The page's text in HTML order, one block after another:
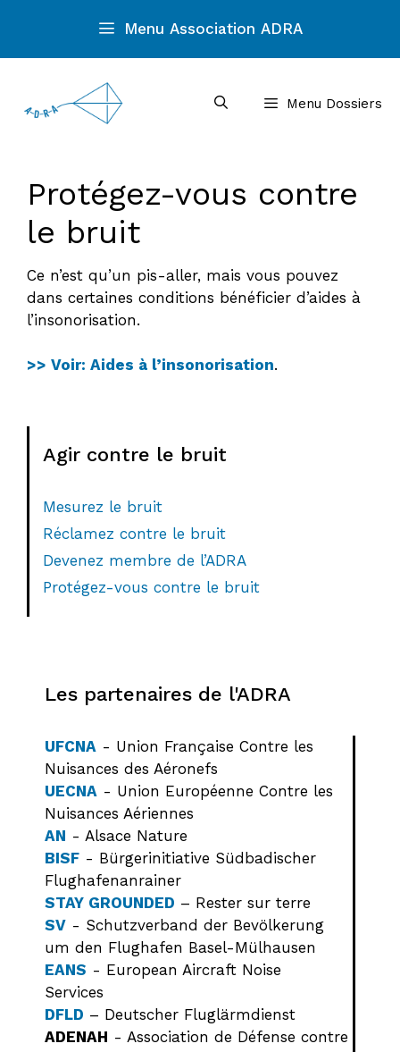
contenu
Menu Association ADRA
Menu Dossiers
Protégez-vous contre
le bruit
Ce n’est qu’un pis-aller, mais vous pouvez
dans certaines conditions bénéficier d’aides à
l’insonorisation.
>> Voir: Aides à l’insonorisation.
Agir contre le bruit
Mesurez le bruit
Réclamez contre le bruit
Devenez membre de l’ADRA
Protégez-vous contre le bruit
Les partenaires de l'ADRA
UFCNA - Union Française Contre les
Nuisances des Aéronefs
UECNA - Union Européenne Contre les
Nuisances Aériennes
AN - Alsace Nature
BISF - Bürgerinitiative Südbadischer
Flughafenanrainer
STAY GROUNDED – Rester sur terre
SV - Schutzverband der Bevölkerung
um den Flughafen Basel-Mülhausen
EANS - European Aircraft Noise
Services
DFLD – Deutscher Fluglärmdienst
ADENAH - Association de Défense contre